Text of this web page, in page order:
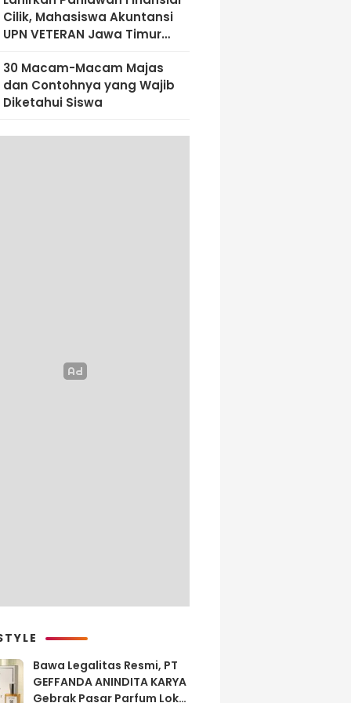
Cilik, Mahasiswa Akuntansi
UPN VETERAN Jawa Timur
Dengan Literasi Keuangan
Sejak Dini
30 Macam-Macam Majas
dan Contohnya yang Wajib
Diketahui Siswa
Bawa Legalitas Resmi, PT
GEFFANDA ANINDITA KARYA
Gebrak Pasar Parfum Lokal